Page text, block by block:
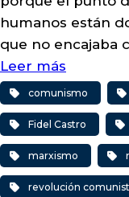
humanos están
que no encajaba
Leer más
comunismo
Fidel Castro
marxismo
revolución